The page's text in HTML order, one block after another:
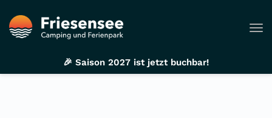
🎉 Saison 2027 ist jetzt buchbar!